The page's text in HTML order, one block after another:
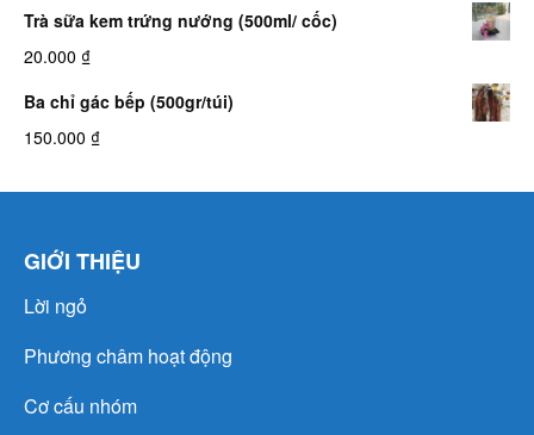
Trà sữa kem trứng nướng (500ml/ cốc)
20.000 ₫
Ba chỉ gác bếp (500gr/túi)
150.000 ₫
GIỚI THIỆU
Lời ngỏ
Phương châm hoạt động
Cơ cấu nhóm